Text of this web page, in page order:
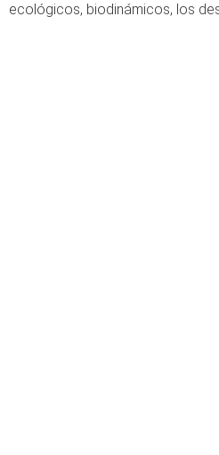
ecológicos, biodinámicos, los